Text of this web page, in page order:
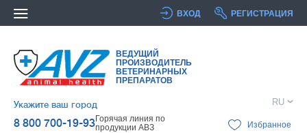
ВХОД РЕГИСТРАЦИЯ
ВЕДУЩИЙ
ПРОИЗВОДИТЕЛЬ
ВЕТЕРИНАРНЫХ
ПРЕПАРАТОВ
Укажите ваш город
8 800 700-19-93Горячая линия по
продукции АВЗ
RU
Избранное